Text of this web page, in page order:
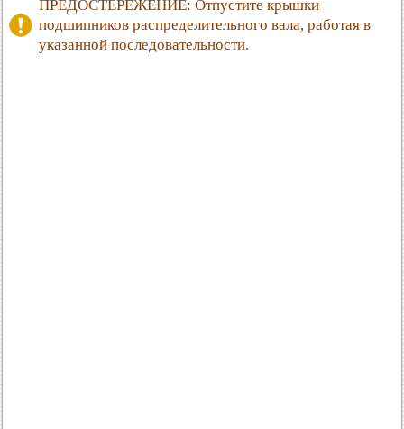
ПРЕДОСТЕРЕЖЕНИЕ: Отпустите крышки
подшипников распределительного вала, работая в
указанной последовательности.